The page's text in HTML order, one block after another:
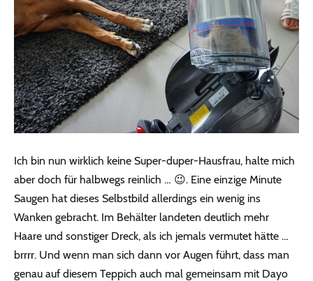
Ich bin nun wirklich keine Super-duper-Hausfrau, halte mich
aber doch für halbwegs reinlich … 😉. Eine einzige Minute
Saugen hat dieses Selbstbild allerdings ein wenig ins
Wanken gebracht. Im Behälter landeten deutlich mehr
Haare und sonstiger Dreck, als ich jemals vermutet hätte …
brrrr. Und wenn man sich dann vor Augen führt, dass man
genau auf diesem Teppich auch mal gemeinsam mit Dayo